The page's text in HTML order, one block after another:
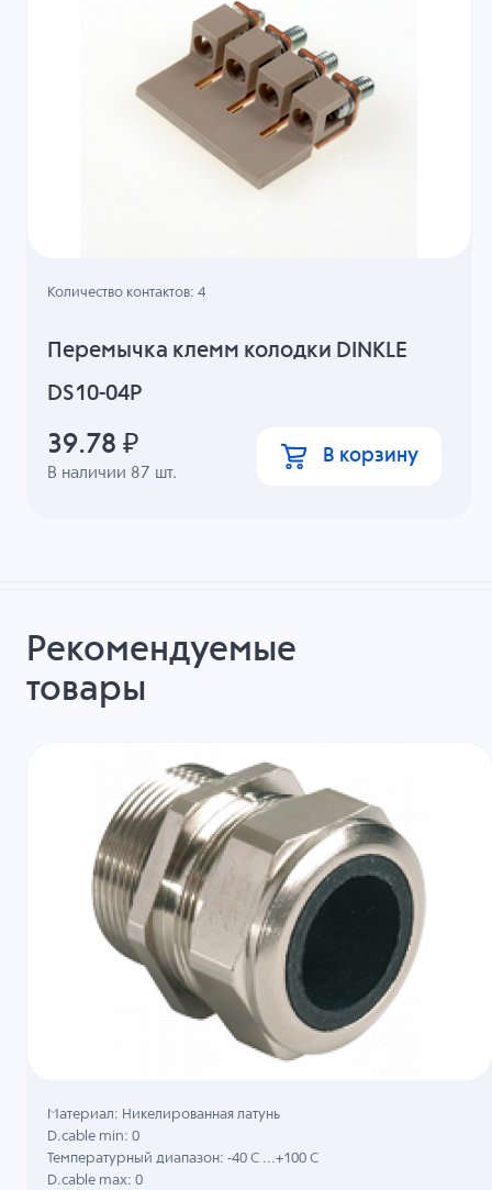
Перемычка клемм колодки DINKLE
DS10-04P
В наличии 87 шт.
Количество контактов: 4
39.78 ₽ В корзину
Рекомендуемые
товары
Материал: Никелированная латунь
D.cable min: 0
Температурный диапазон: -40 C ...+100 C
D.cable max: 0